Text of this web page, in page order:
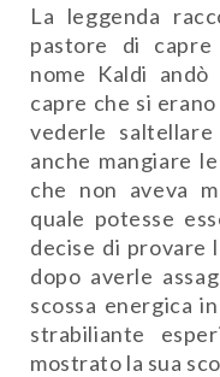
La leggenda
pastore di capre
nome Kaldi
capre che si
vederle
anche mangiare
che non aveva
quale potesse
decise di provare
dopo averle
scossa energica
strabiliante
mostrato la sua